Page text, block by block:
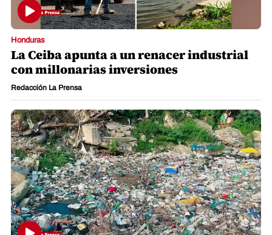
Honduras
La Ceiba apunta a un renacer industrial
con millonarias inversiones
Redacción La Prensa